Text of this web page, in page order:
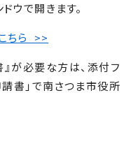
ウで開きます。
ちら >>
が必要な方は、添付フ
書」で南さつま市役所